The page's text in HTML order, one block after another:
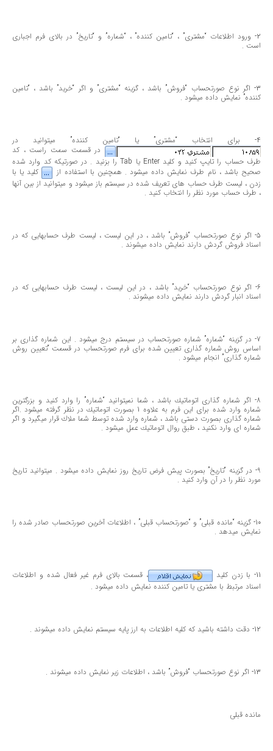
2- ورود اطلاعات “مشتری” ، “تامین كننده” ، “شماره” و “تاریخ” در بالای فرم اجباری
است .
3- اگر نوع صورتحساب “فروش” باشد ، گزینه “مشتری” و اگر “خرید” باشد ، “تامین
كننده” نمایش داده میشود .
4- برای انتخاب “مشتری” یا “تامین كننده” میتوانید در
در قسمت سمت راست ، كد
طرف حساب را تایپ كنید و كلید Enter یا Tab را بزنید . در صورتیكه كد وارد شده
صحیح باشد ، نام طرف نمایش داده میشود . همچنین با استفاده از
كلید یا با
زدن ، لیست طرف حساب های تعریف شده در سیستم باز میشود و میتوانید از بین آنها
، طرف حساب مورد نظر را انتخاب كنید .
5- اگر نوع صورتحساب “فروش” باشد ، در این لیست ، لیست طرف حسابهایی كه در
اسناد فروش گردش دارند نمایش داده میشوند .
6- اگر نوع صورتحساب “خرید” باشد ، در این لیست ، لیست طرف حسابهایی كه در
اسناد انبار گردش دارند نمایش داده میشوند .
7- در گزینه “شماره” شماره صورتحساب در سیستم درج میشود . این شماره گذاری بر
اساس روش شماره گذاری تعیین شده برای فرم صورتحساب در قسمت “تعیین روش
شماره گذاری” انجام میشود .
8- اگر شماره گذاری اتوماتیك باشد ، شما نمیتوانید “شماره” را وارد كنید و بزرگترین
شماره وارد شده برای این فرم به علاوه 1 بصورت اتوماتیك در نظر گرفته میشود .اگر
شماره گذاری بصورت دستی باشد ، شماره وارد شده توسط شما ملاك قرار میگیرد و اگر
شماره ای وارد نكنید ، طبق روال اتوماتیك عمل میشود .
9- در گزینه “تاریخ” بصورت پیش فرض تاریخ روز نمایش داده میشود . میتوانید تاریخ
مورد نظر را در آن وارد كنید .
10- گزینه “مانده قبلی” و “صورتحساب قبلی” ، اطلاعات آخرین صورتحساب صادر شده را
نمایش میدهد .
11- با زدن كلید
، قسمت بالای فرم غیر فعال شده و اطلاعات
اسناد مرتبط با مشتری یا تامین كننده نمایش داده میشود .
12- دقت داشته باشید كه كلیه اطلاعات به ارز پایه سیستم نمایش داده میشوند .
13- اگر نوع صورتحساب “فروش” باشد ، اطلاعات زیر نمایش داده میشوند .
مانده قبلی